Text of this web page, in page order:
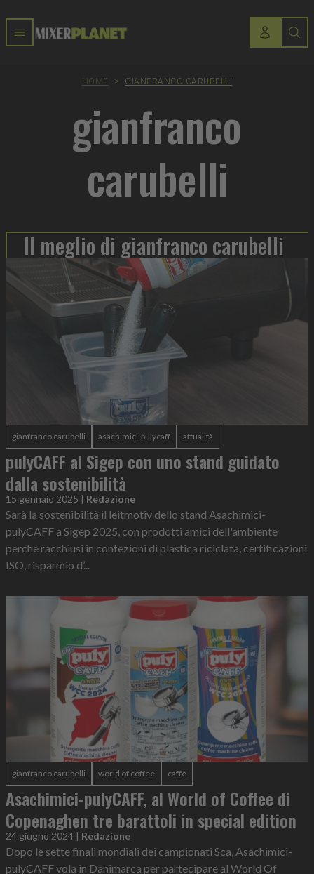
HOME > GIANFRANCO CARUBELLI
gianfranco
carubelli
Il meglio di gianfranco carubelli
gianfranco carubelli asachimici-pulycaff attualità
pulyCAFF al Sigep con uno stand guidato
dalla sostenibilità
15 gennaio 2025 | Redazione
Sarà la sostenibilità il leitmotiv dello stand Asachimici-
pulyCAFF a Sigep 2025, con prodotti amici dell'ambiente
perché racchiusi in confezioni di plastica riciclata, certificazioni
ISO, risparmio d’...
gianfranco carubelli world of coffee caffè
Asachimici-pulyCAFF, al World of Coffee di
Copenaghen tre barattoli in special edition
24 giugno 2024 | Redazione
Dopo le sette finali mondiali dei campionati Sca, Asachimici-
pulyCAFF vola in Danimarca per partecipare al World Of